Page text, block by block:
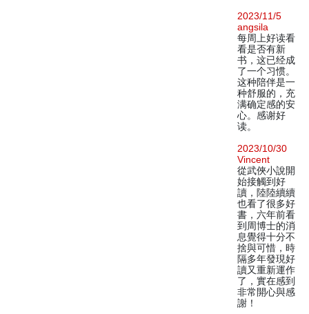
2023/11/5
angsila
每周上好读看
看是否有新
书，这已经成
了一个习惯。
这种陪伴是一
种舒服的，充
满确定感的安
心。感谢好
读。
2023/10/30
Vincent
從武俠小說開
始接觸到好
讀，陸陸續續
也看了很多好
書，六年前看
到周博士的消
息覺得十分不
捨與可惜，時
隔多年發現好
讀又重新運作
了，實在感到
非常開心與感
謝！